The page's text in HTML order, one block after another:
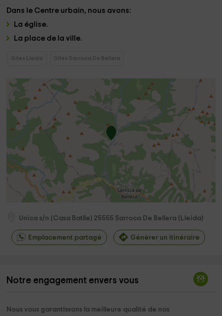
Dans le Centre urbain, nous avons:
La église.
La place de la ville.
Gites Lleida Gites Sarroca De Bellera
Unica s/n (Casa Batlle) 25555 Sarroca De Bellera ( Lleida)
Emplacement partagé Générer un itinéraire
Notre engagement envers vous
Nous vous garantissons la meilleure qualité de nos